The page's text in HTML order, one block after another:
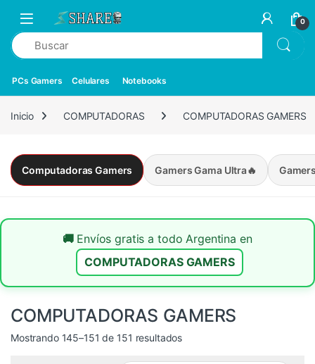
0
PCs Gamers Celulares Notebooks
Inicio COMPUTADORAS COMPUTADORAS GAMERS
Computadoras Gamers Gamers Gama Ultra🔥
🚚 Envíos gratis a todo Argentina en
COMPUTADORAS GAMERS
COMPUTADORAS GAMERS
Mostrando 145–151 de 151 resultados